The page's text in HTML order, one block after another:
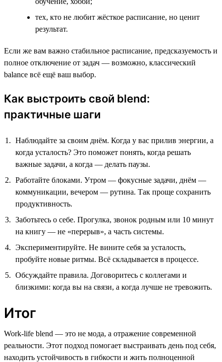
тех, кто не любит жёсткое расписание, но ценит
результат.
Если же вам важно стабильное расписание, предсказуемость и
полное отключение от задач — возможно, классический
balance всё ещё ваш выбор.
Как выстроить свой blend:
практичные шаги
Наблюдайте за своим днём. Когда у вас прилив энергии, а
когда усталость? Это поможет понять, когда решать
важные задачи, а когда — делать паузы.
Работайте блоками. Утром — фокусные задачи, днём —
коммуникации, вечером — рутина. Так проще сохранить
продуктивность.
Заботьтесь о себе. Прогулка, звонок родным или 10 минут
на книгу — не «перерыв», а часть системы.
Экспериментируйте. Не вините себя за усталость,
пробуйте новые ритмы. Всё складывается в процессе.
Обсуждайте правила. Договоритесь с коллегами и
близкими: когда вы на связи, а когда лучше не тревожить.
Итог
Work-life blend — это не мода, а отражение современной
реальности. Этот подход помогает выстраивать день под себя,
находить устойчивость в гибкости и жить полноценной